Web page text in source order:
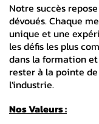
Notre succès
dévoués. Chaque
unique et une
les défis les plus
dans la formation
rester à la pointe
l'industrie.
Nos Valeurs :